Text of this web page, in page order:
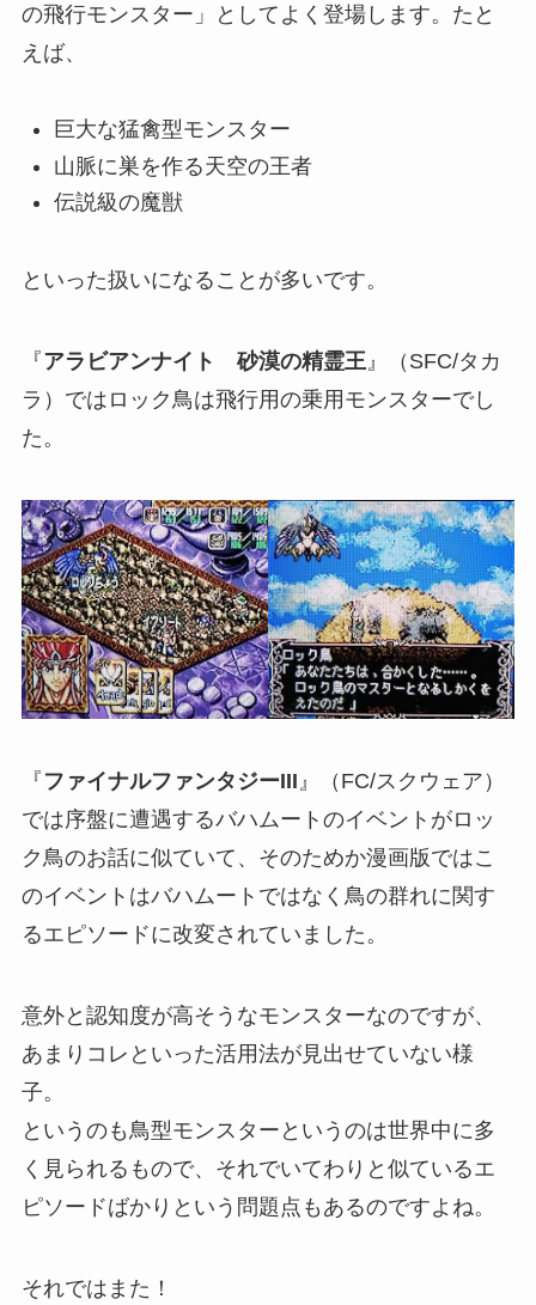
の飛行モンスター」としてよく登場します。たと
えば、
巨大な猛禽型モンスター
山脈に巣を作る天空の王者
伝説級の魔獣
といった扱いになることが多いです。
『アラビアンナイト 砂漠の精霊王』（SFC/タカ
ラ）ではロック鳥は飛行用の乗用モンスターでし
た。
『 ファイナルファンタジーIII 』（FC/スクウェア）
では序盤に遭遇するバハムートのイベントがロッ
ク鳥のお話に似ていて、そのためか漫画版ではこ
のイベントはバハムートではなく鳥の群れに関す
るエピソードに改変されていました。
意外と認知度が高そうなモンスターなのですが、
あまりコレといった活用法が見出せていない様
子。
というのも鳥型モンスターというのは世界中に多
く見られるもので、それでいてわりと似ているエ
ピソードばかりという問題点もあるのですよね。
それではまた！